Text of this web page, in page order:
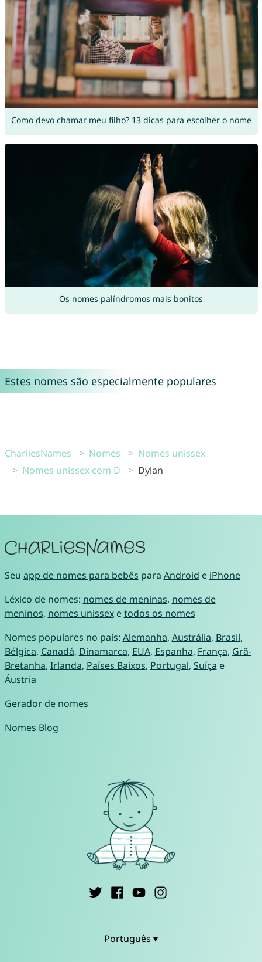
Como devo chamar meu filho? 13 dicas para escolher o nome
Os nomes palíndromos mais bonitos
Estes nomes são especialmente populares
CharliesNames Nomes
Nomes unissex
Nomes unissex com D
Dylan
Seu app de nomes para bebês para Android e iPhone
Léxico de nomes: nomes de meninas, nomes de
meninos, nomes unissexetodos os nomes
Nomes populares no país: Alemanha, Austrália, Brasil,
Bélgica, Canadá, Dinamarca, EUA, Espanha, França, Grã-
Bretanha, Irlanda, Países Baixos, Portugal, Suíça e
Áustria
Gerador de nomes
Nomes Blog
Português ▾